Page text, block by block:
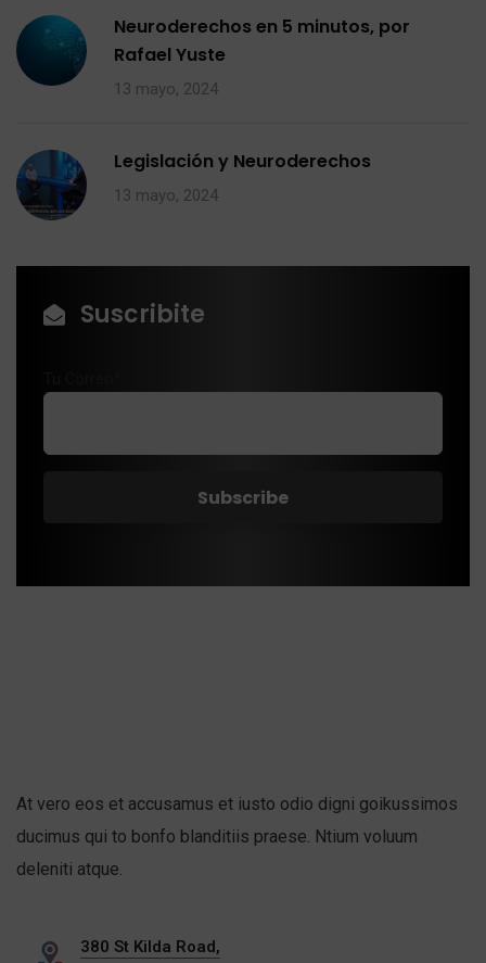
Neuroderechos en 5 minutos, por
Rafael Yuste
13 mayo, 2024
Legislación y Neuroderechos
13 mayo, 2024
Suscribite
At vero eos et accusamus et iusto odio digni goikussimos
ducimus qui to bonfo blanditiis praese. Ntium voluum
deleniti atque.
380 St Kilda Road,